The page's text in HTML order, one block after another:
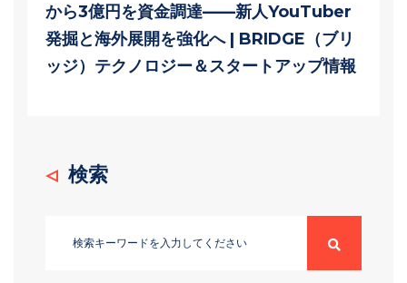
から3億円を資金調達——新人YouTuber
発掘と海外展開を強化へ | BRIDGE（ブリ
ッジ）テクノロジー＆スタートアップ情報
検索